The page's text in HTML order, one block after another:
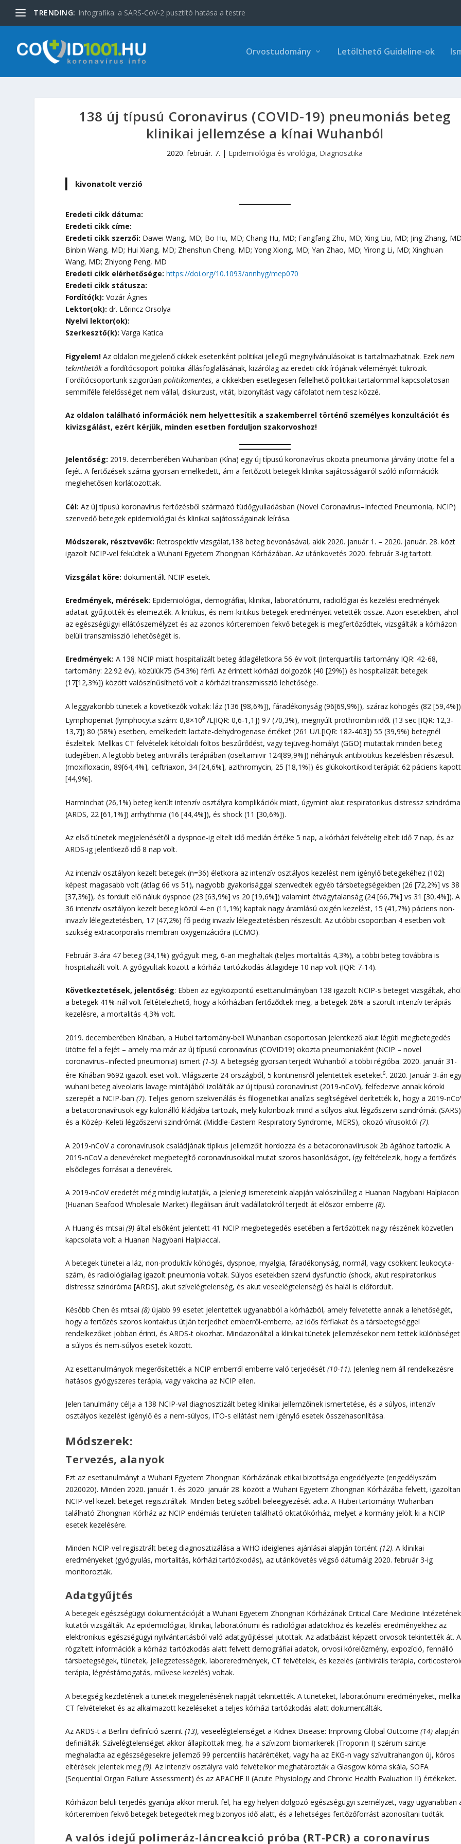
TRENDING: Infografika: a SARS-CoV-2 pusztító hatása a testre
Orvostudomány Letölthető Guideline-ok
138 új típusú Coronavirus (COVID-19) pneumoniás beteg
klinikai jellemzése a kínai Wuhanból
2020. február. 7. | Epidemiológia és virológia, Diagnosztika
kivonatolt verzió
Eredeti cikk dátuma:
Eredeti cikk címe:
Eredeti cikk szerzői: Dawei Wang, MD; Bo Hu, MD; Chang Hu, MD; Fangfang Zhu, MD; Xing Liu, MD; Jing Zhang,
Binbin Wang, MD; Hui Xiang, MD; Zhenshun Cheng, MD; Yong Xiong, MD; Yan Zhao, MD; Yirong Li, MD; Xinghuan
Wang, MD; Zhiyong Peng, MD
Eredeti cikk elérhetősége: https://doi.org/10.1093/annhyg/mep070
Eredeti cikk státusza:
Fordító(k): Vozár Ágnes
Lektor(ok): dr. Lőrincz Orsolya
Nyelvi lektor(ok):
Szerkesztő(k): Varga Katica
Figyelem! Az oldalon megjelenő cikkek esetenként politikai jellegű megnyilvánulásokat is tartalmazhatnak. Ezeknem
tekinthetők a fordítócsoport politikai állásfoglalásának, kizárólag az eredeti cikk írójának véleményét tükrözik.
Fordítócsoportunk szigorúanpolitikamentes, a cikkekben esetlegesen fellelhető politikai tartalommal kapcsolatosan
semmiféle felelősséget nem vállal, diskurzust, vitát, bizonyítást vagy cáfolatot nem tesz közzé.
Az oldalon található információk nem helyettesítik a szakemberrel történő személyes konzultációt és
kivizsgálást, ezért kérjük, minden esetben forduljon szakorvoshoz!
Jelentőség: 2019. decemberében Wuhanban (Kína) egy új típusú koronavírus okozta pneumonia járvány ütötte fel a
fejét. A fertőzések száma gyorsan emelkedett, ám a fertőzött betegek klinikai sajátosságairól szóló információk
meglehetősen korlátozottak.
Cél: Az új típusú koronavírus fertőzésből származó tüdőgyulladásban (Novel Coronavirus–Infected Pneumonia, NCIP)
szenvedő betegek epidemiológiai és klinikai sajátosságainak leírása.
Módszerek, résztvevők: Retrospektív vizsgálat,138 beteg bevonásával, akik 2020. január 1. – 2020. január. 28. közt
igazolt NCIP-vel feküdtek a Wuhani Egyetem Zhongnan Kórházában. Az utánkövetés 2020. február 3-ig tartott.
Vizsgálat köre: dokumentált NCIP esetek.
Eredmények, mérések: Epidemiológiai, demográfiai, klinikai, laboratóriumi, radiológiai és kezelési eredmények
adatait gyűjtötték és elemezték. A kritikus, és nem-kritikus betegek eredményeit vetették össze. Azon esetekben, ahol
az egészségügyi ellátószemélyzet és az azonos kórteremben fekvő betegek is megfertőződtek, vizsgálták a kórházon
belüli transzmisszió lehetőségét is.
Eredmények:A 138 NCIP miatt hospitalizált beteg átlagéletkora 56 év volt (Interquartilis tartomány IQR: 42-68,
tartomány: 22.92 év), közülük75 (54.3%) férfi. Az érintett kórházi dolgozók (40 [29%]) és hospitalizált betegek
(17[12,3%]) között valószínűsíthető volt a kórházi transzmisszió lehetősége.
A leggyakoribb tünetek a következők voltak: láz (136 [98,6%]), fáradékonyság (96[69,9%]), száraz köhögés (82
Lymphopeniat (lymphocyta szám: 0,8×109 /L[IQR: 0,6-1,1]) 97 (70,3%), megnyúlt prothrombin időt (13 sec [IQR: 12,3-
13,7]) 80 (58%) esetben, emelkedett lactate-dehydrogenase értéket (261 U/L[IQR: 182-403]) 55 (39,9%) betegnél
észleltek. Mellkas CT felvételek kétoldali foltos beszűrődést, vagy tejüveg-homályt (GGO) mutattak minden beteg
tüdejében. A legtöbb beteg antivirális terápiában (oseltamivir 124[89,9%]) néhányuk antibiotikus kezelésben részesült
(moxifloxacin, 89[64,4%], ceftriaxon, 34 [24,6%], azithromycin, 25 [18,1%]) és glükokortikoid terápiát 62 páciens kapott
[44,9%].
Harminchat (26,1%) beteg került intenzív osztályra komplikációk miatt, úgymint akut respiratorikus distressz szindróma
(ARDS, 22 [61,1%]) arrhythmia (16 [44,4%]), és shock (11 [30,6%]).
Az első tünetek megjelenésétől a dyspnoe-ig eltelt idő medián értéke 5 nap, a kórházi felvételig eltelt idő 7 nap, és az
ARDS-ig jelentkező idő 8 nap volt.
Az intenzív osztályon kezelt betegek (n=36) életkora az intenzív osztályos kezelést nem igénylő betegekéhez (102)
képest magasabb volt (átlag 66 vs 51), nagyobb gyakorisággal szenvedtek egyéb társbetegségekben (26 [72,2%] vs 38
[37,3%]), és fordult elő náluk dyspnoe (23 [63,9%] vs 20 [19,6%]) valamint étvágytalanság (24 [66,7%] vs 31 [30,4%]). A
36 intenzív osztályon kezelt beteg közül 4-en (11,1%) kaptak nagy áramlású oxigén kezelést, 15 (41,7%) páciens non-
invazív lélegeztetésben, 17 (47,2%) fő pedig invazív lélegeztetésben részesült. Az utóbbi csoportban 4 esetben volt
szükség extracorporalis membran oxygenizációra (ECMO).
Február 3-ára 47 beteg (34,1%) gyógyult meg, 6-an meghaltak (teljes mortalitás 4,3%), a többi beteg továbbra is
hospitalizált volt. A gyógyultak között a kórházi tartózkodás átlagideje 10 nap volt (IQR: 7-14).
Következtetések, jelentőség: Ebben az egyközpontú esettanulmányban 138 igazolt NCIP-s beteget vizsgáltak,
a betegek 41%-nál volt feltételezhető, hogy a kórházban fertőződtek meg, a betegek 26%-a szorult intenzív terápiás
kezelésre, a mortalitás 4,3% volt.
2019. decemberében Kínában, a Hubei tartomány-beli Wuhanban csoportosan jelentkező akut légúti megbetegedés
ütötte fel a fejét – amely ma már az új típusú coronavírus (COVID19) okozta pneumoniaként (NCIP – novel
coronavirus–infected pneumonia) ismert(1-5). A betegség gyorsan terjedt Wuhanból a többi régióba. 2020. január 31-
ére Kínában 9692 igazolt eset volt. Világszerte 24 országból, 5 kontinensről jelentettek eseteket6. 2020. Január 3-án
wuhani beteg alveolaris lavage mintájából izolálták az új típusú coronavírust (2019-nCoV), felfedezve annak kóroki
szerepét a NCIP-ban(7). Teljes genom szekvenálás és filogenetikai analízis segítségével derítették ki, hogy a 2019-
a betacoronavírusok egy különálló kládjába tartozik, mely különbözik mind a súlyos akut légzőszervi szindrómát (SARS)
és a Közép-Keleti légzőszervi szindrómát (Middle-Eastern Respiratory Syndrome, MERS), okozó vírusoktól(7).
A 2019-nCoV a coronavírusok családjának tipikus jellemzőit hordozza és a betacoronavíirusok 2b ágához tartozik. A
2019-nCoV a denevéreket megbetegítő coronavírusokkal mutat szoros hasonlóságot, így feltételezik, hogy a fertőzés
elsődleges forrásai a denevérek.
A 2019-nCoV eredetét még mindig kutatják, a jelenlegi ismereteink alapján valószínűleg a Huanan Nagybani Halpiacon
(Huanan Seafood Wholesale Market) illegálisan árult vadállatokról terjedt át először emberre(8).
A Huang és mtsai(9) által elsőként jelentett 41 NCIP megbetegedés esetében a fertőzöttek nagy részének közvetlen
kapcsolata volt a Huanan Nagybani Halpiaccal.
A betegek tünetei a láz, non-produktív köhögés, dyspnoe, myalgia, fáradékonyság, normál, vagy csökkent leukocyta-
szám, és radiológiailag igazolt pneumonia voltak. Súlyos esetekben szervi dysfunctio (shock, akut respiratorikus
distressz szindróma [ARDS], akut szívelégtelenség, és akut veseelégtelenség) és halál is előfordult.
Később Chen és mtsai(8) újabb 99 esetet jelentettek ugyanabból a kórházból, amely felvetette annak a lehetőségét,
hogy a fertőzés szoros kontaktus útján terjedhet emberről-emberre, az idős férfiakat és a társbetegséggel
rendelkezőket jobban érinti, és ARDS-t okozhat. Mindazonáltal a klinikai tünetek jellemzésekor nem tettek különbséget
a súlyos és nem-súlyos esetek között.
Az esettanulmányok megerősítették a NCIP emberről emberre való terjedését(10-11). Jelenleg nem áll rendelkezésre
hatásos gyógyszeres terápia, vagy vakcina az NCIP ellen.
Jelen tanulmány célja a 138 NCIP-val diagnosztizált beteg klinikai jellemzőinek ismertetése, és a súlyos, intenzív
osztályos kezelést igénylő és a nem-súlyos, ITO-s ellátást nem igénylő esetek összehasonlítása.
Módszerek:
Tervezés, alanyok
Ezt az esettanulmányt a Wuhani Egyetem Zhongnan Kórházának etikai bizottsága engedélyezte (engedélyszám
2020020). Minden 2020. január 1. és 2020. január 28. között a Wuhani Egyetem Zhongnan Kórházába felvett, igazoltan
NCIP-vel kezelt beteget regisztráltak. Minden beteg szóbeli beleegyezését adta. A Hubei tartományi Wuhanban
található Zhongnan Kórház az NCIP endémiás területen található oktatókórház, melyet a kormány jelölt ki a NCIP
esetek kezelésére.
Minden NCIP-vel regisztrált beteg diagnosztizálása a WHO ideiglenes ajánlásai alapján történt(12). A klinikai
eredményeket (gyógyulás, mortalitás, kórházi tartózkodás), az utánkövetés végső dátumáig 2020. február 3-ig
monitorozták.
Adatgyűjtés
A betegek egészségügyi dokumentációját a Wuhani Egyetem Zhongnan Kórházának Critical Care Medicine Intézetének
kutatói vizsgálták. Az epidemiológiai, klinikai, laboratóriumi és radiológiai adatokhoz és kezelési eredményekhez az
elektronikus egészségügyi nyilvántartásból való adatgyűjtéssel jutottak. Az adatbázist képzett orvosok tekintették át. A
rögzített információk a kórházi tartózkodás alatt felvett demográfiai adatok, orvosi kórelőzmény, expozíció, fennálló
társbetegségek, tünetek, jellegzetességek, laboreredmények, CT felvételek, és kezelés (antivirális terápia,
terápia, légzéstámogatás, művese kezelés) voltak.
A betegség kezdetének a tünetek megjelenésének napját tekintették. A tüneteket, laboratóriumi eredményeket,
CT felvételeket és az alkalmazott kezeléseket a teljes kórházi tartózkodás alatt dokumentálták.
Az ARDS-t a Berlini definíció szerint(13), veseelégtelenséget a Kidnex Disease: Improving Global Outcome(14) alapján
definiálták. Szívelégtelenséget akkor állapítottak meg, ha a szívizom biomarkerek (Troponin I) szérum szintje
meghaladta az egészségesekre jellemző 99 percentilis határértéket, vagy ha az EKG-n vagy szívultrahangon új, kóros
eltérések jelentek meg(9). Az intenzív osztályra való felvételkor meghatározták a Glasgow kóma skála, SOFA
(Sequential Organ Failure Assessment) és az APACHE II (Acute Physiology and Chronic Health Evaluation II) értékeket.
Kórházon belüli terjedés gyanúja akkor merült fel, ha egy helyen dolgozó egészségügyi személyzet, vagy ugyanabban
kórteremben fekvő betegek betegedtek meg bizonyos idő alatt, és a lehetséges fertőzőforrást azonosítani tudták.
A valós idejű polimeráz-láncreakció próba (RT-PCR) a coronavírus